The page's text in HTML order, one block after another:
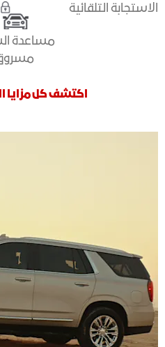
الاستجابة التلقائية
مساعدة
اكتشف كل مزايا